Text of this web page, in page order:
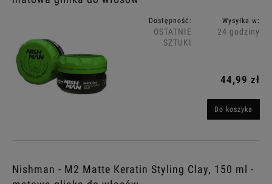
Dostępność:
OSTATNIE
SZTUKI
Wysyłka w:
24 godziny
44,99 zł
Do koszyka
Nishman - M2 Matte Keratin Styling Clay, 150 ml -